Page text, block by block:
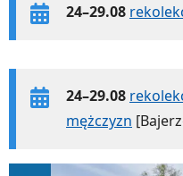
24–29.08
24–29.08
mężczyzn